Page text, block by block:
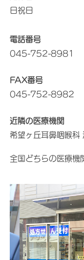
日祝日
電話番号
045-752-8981
FAX番号
045-752-8982
近隣の医療機関
希望ヶ丘耳鼻咽喉科
全国どちらの医療機